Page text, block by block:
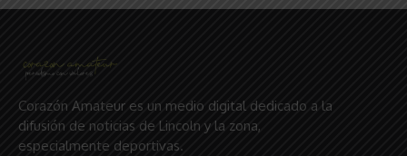
Corazón Amateur es un medio digital dedicado a la
difusión de noticias de Lincoln y la zona,
especialmente deportivas.